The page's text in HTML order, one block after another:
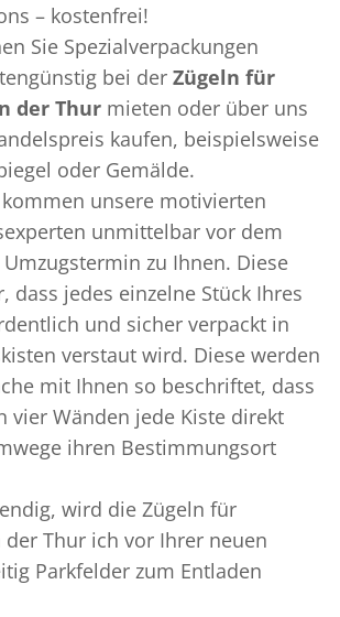
– kostenfrei!
Sie Spezialverpackungen
bei der Zügeln für
der Thur mieten oder über uns
kaufen, beispielsweise
oder Gemälde.
unsere motivierten
unmittelbar vor dem
zu Ihnen. Diese
dass jedes einzelne Stück Ihres
und sicher verpackt in
verstaut wird. Diese werden
mit Ihnen so beschriftet, dass
vier Wänden jede Kiste direkt
ihren Bestimmungsort
wird die Zügeln für
Thur ich vor Ihrer neuen
Parkfelder zum Entladen